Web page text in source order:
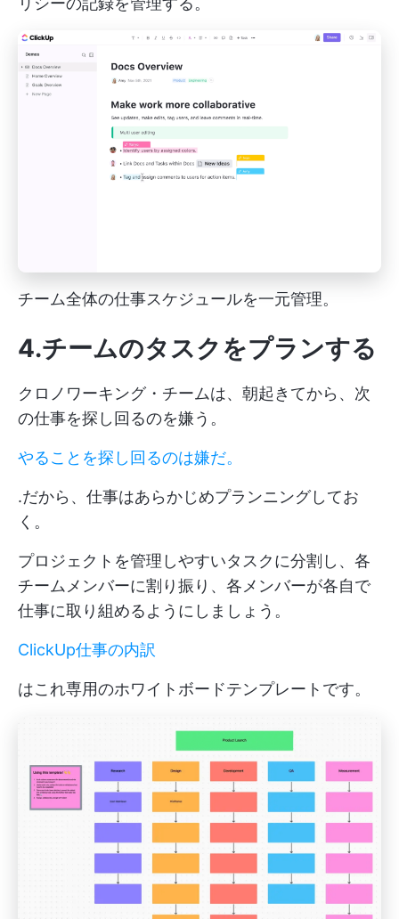
チーム全体の仕事スケジュールを一元管理。
4.チームのタスクをプランする
クロノワーキング・チームは、朝起きてから、次
の仕事を探し回るのを嫌う。
やることを探し回るのは嫌だ。
.だから、仕事はあらかじめプランニングしてお
く。
プロジェクトを管理しやすいタスクに分割し、各
チームメンバーに割り振り、各メンバーが各自で
仕事に取り組めるようにしましょう。
ClickUp仕事の内訳
はこれ専用のホワイトボードテンプレートです。